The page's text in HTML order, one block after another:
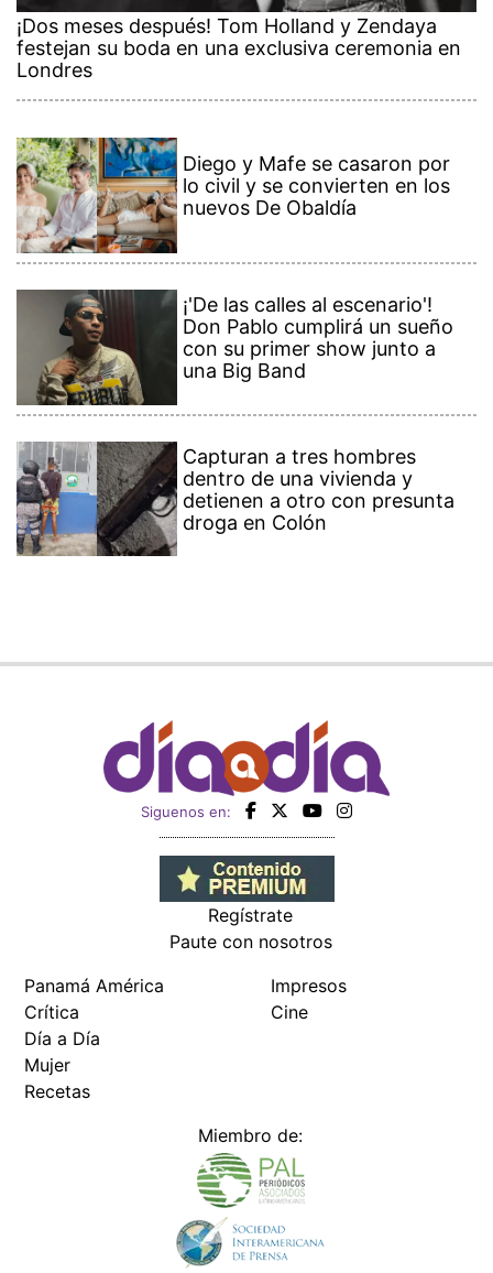
¡Dos meses después! Tom Holland y Zendaya
festejan su boda en una exclusiva ceremonia en
Londres
Diego y Mafe se casaron por
lo civil y se convierten en los
nuevos De Obaldía
¡'De las calles al escenario'!
Don Pablo cumplirá un sueño
con su primer show junto a
una Big Band
Capturan a tres hombres
dentro de una vivienda y
detienen a otro con presunta
droga en Colón
Siguenos en:
Regístrate
Paute con nosotros
Panamá América
Crítica
Día a Día
Mujer
Recetas
Impresos
Cine
Miembro de: